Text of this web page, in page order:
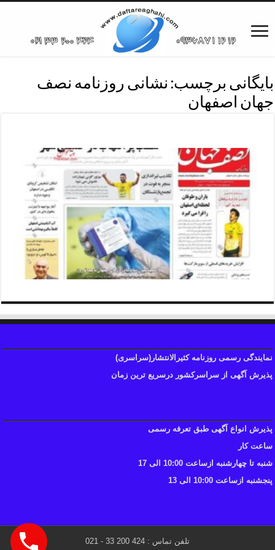
بایگانی برچسب: نشانی روزنامه نصف
جهان اصفهان
نمایندگی رسمی روزنامه کثیرالانتشار(سراسری)
پذیرش آگهی از سراسرکشور درسریع ترین زمان
پذیرش انواع آگهی طبق تعرفه رسمی
ساعت کار
شنبه تا چهارشنبه ازساعت 10:00 الی 17
پنجشنبه ازساعت 10:00 الی 13
تلفن تماس : 424 200 33 - 021